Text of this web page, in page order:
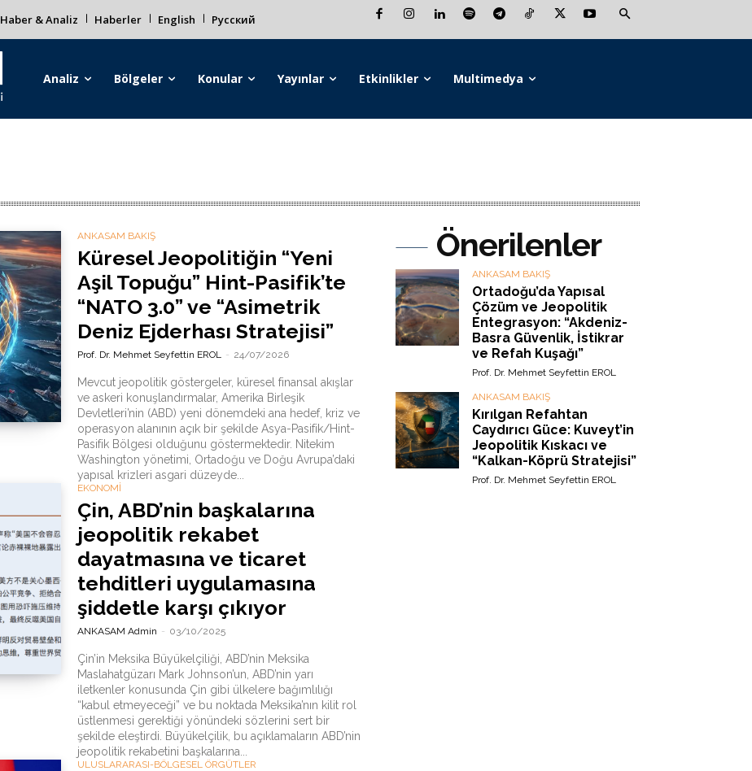
Haber & Analiz Haberler English Русский
Analiz Bölgeler Konular Yayınlar Etkinlikler Multimedya
ANKASAM BAKIŞ
Küresel Jeopolitiğin “Yeni
Aşil Topuğu” Hint-Pasifik’te
“NATO 3.0” ve “Asimetrik
Deniz Ejderhası Stratejisi”
Prof. Dr. Mehmet Seyfettin EROL - 24/07/2026
Mevcut jeopolitik göstergeler, küresel finansal akışlar
ve askeri konuşlandırmalar, Amerika Birleşik
Devletleri’nin (ABD) yeni dönemdeki ana hedef, kriz ve
operasyon alanının açık bir şekilde Asya-Pasifik/Hint-
Pasifik Bölgesi olduğunu göstermektedir. Nitekim
Washington yönetimi, Ortadoğu ve Doğu Avrupa’daki
yapısal krizleri asgari düzeyde...
EKONOMİ
Çin, ABD’nin başkalarına
jeopolitik rekabet
dayatmasına ve ticaret
tehditleri uygulamasına
şiddetle karşı çıkıyor
ANKASAM Admin - 03/10/2025
Çin’in Meksika Büyükelçiliği, ABD’nin Meksika
Maslahatgüzarı Mark Johnson’un, ABD’nin yarı
iletkenler konusunda Çin gibi ülkelere bağımlılığı
“kabul etmeyeceği” ve bu noktada Meksika’nın kilit rol
üstlenmesi gerektiği yönündeki sözlerini sert bir
şekilde eleştirdi. Büyükelçilik, bu açıklamaların ABD’nin
jeopolitik rekabetini başkalarına...
ULUSLARARASI-BÖLGESEL ÖRGÜTLER
Önerilenler
ANKASAM BAKIŞ
Ortadoğu’da Yapısal
Çözüm ve Jeopolitik
Entegrasyon: “Akdeniz-
Basra Güvenlik, İstikrar
ve Refah Kuşağı”
Prof. Dr. Mehmet Seyfettin EROL
ANKASAM BAKIŞ
Kırılgan Refahtan
Caydırıcı Güce: Kuveyt’in
Jeopolitik Kıskacı ve
“Kalkan-Köprü Stratejisi”
Prof. Dr. Mehmet Seyfettin EROL